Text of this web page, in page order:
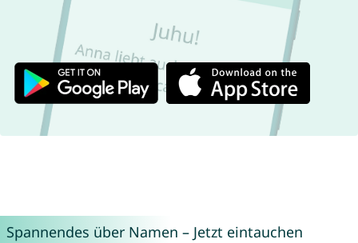
Spannendes über Namen – Jetzt eintauchen